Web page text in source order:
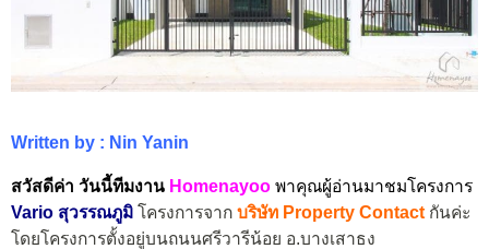
Written by : Nin Yanin
สวัสดีค่า วันนี้ทีมงาน Homenayoo พาคุณผู้อ่านมาชมโครงการ
Vario สุวรรณภูมิ โครงการจาก บริษัท Property Contact กันค่ะ
โดยโครงการตั้งอยู่บนถนนศรีวารีน้อย อ.บางเสาธง